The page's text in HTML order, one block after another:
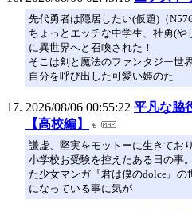
先代勇者は隠居したい(仮題)（
ちょっとエッチな中学生、社勇(
に異世界へと召喚された！
そこは剣と魔法のファンタジー世
自分を呼び出した可愛い姫のた
2026/08/06 00:55:22 平凡な脇
【高校編】
謙虚、堅実をモットーに生きてお
小学校お受験を控えたある日の事
た少女マンガ『君は僕のdolce』
になっている事に気が